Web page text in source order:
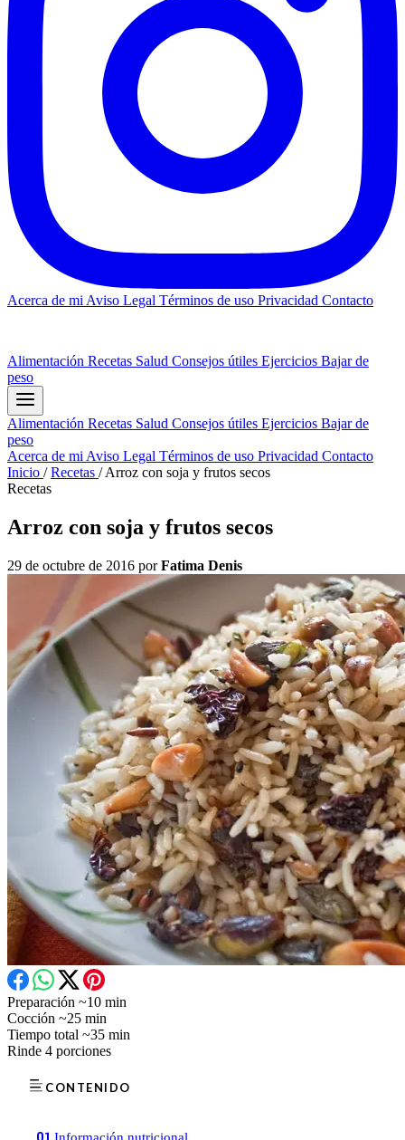
Acerca de mi Aviso Legal Términos de uso Privacidad Contacto
Alimentación Recetas Salud Consejos útiles Ejercicios Bajar de
peso
Alimentación Recetas Salud Consejos útiles Ejercicios Bajar de
peso
Acerca de mi Aviso Legal Términos de uso Privacidad Contacto
Inicio / Recetas / Arroz con soja y frutos secos
Recetas
Arroz con soja y frutos secos
29 de octubre de 2016 porFatima Denis
Preparación ~10 min
Cocción ~25 min
Tiempo total ~35 min
Rinde 4 porciones
CONTENIDO